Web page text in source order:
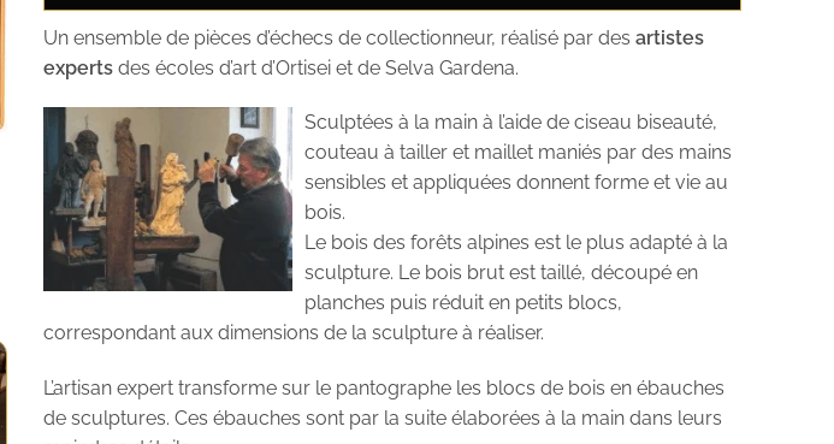
Un ensemble de pièces d’échecs de collectionneur, réalisé par des artistes
experts des écoles d’art d’Ortisei et de Selva Gardena.
Sculptées à la main à l’aide de ciseau biseauté,
couteau à tailler et maillet maniés par des mains
sensibles et appliquées donnent forme et vie au
bois.
Le bois des forêts alpines est le plus adapté à la
sculpture. Le bois brut est taillé, découpé en
planches puis réduit en petits blocs,
correspondant aux dimensions de la sculpture à réaliser.
L’artisan expert transforme sur le pantographe les blocs de bois en ébauches
de sculptures. Ces ébauches sont par la suite élaborées à la main dans leurs